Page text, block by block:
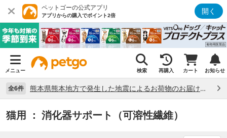
ペットゴーの公式アプリ
アプリからの購入でポイント2倍 開く
メニュー 検索 再購入 カート お知らせ
全6件 熊本県熊本地方で発生した地震によるお荷物のお届け状況について （7/28）
猫用 ： 消化器サポート（可溶性繊維）